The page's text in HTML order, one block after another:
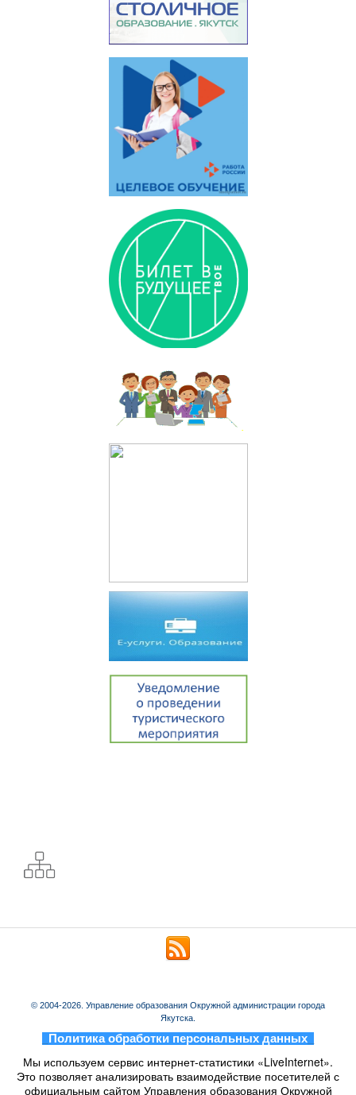
© 2004-2026. Управление образования Окружной администрации города
Якутска.
Политика обработки персональных данных
Мы используем сервис интернет-статистики «LiveInternet».
Это позволяет анализировать взаимодействие посетителей с
официальным сайтом Управления образования Окружной